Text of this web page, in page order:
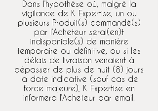
Dans l’hypothèse où, malgré la
vigilance de K Expertise, un ou
plusieurs Produit(s) commandé(s)
par l’Acheteur serai(en)t
indisponible(s) de manière
temporaire ou définitive, ou si les
délais de livraison venaient à
dépasser de plus de huit (8) jours
la date indicative (sauf cas de
force majeure), K Expertise en
informera l’Acheteur par email.